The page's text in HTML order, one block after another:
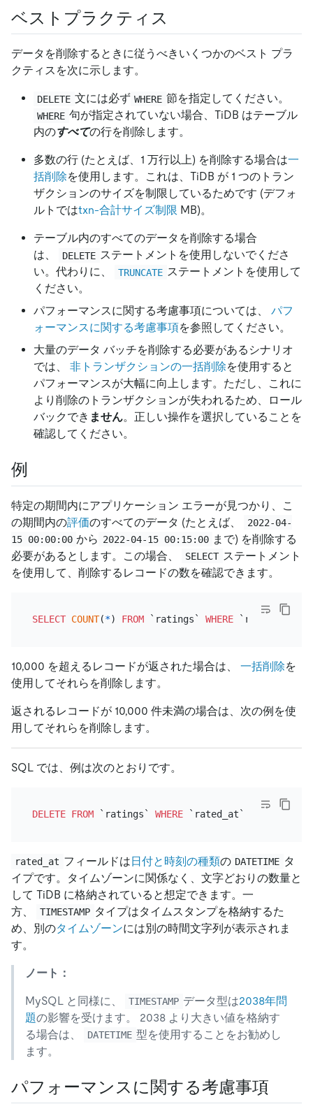
ベストプラクティス
データを削除するときに従うべきいくつかのベスト プラ
クティスを次に示します。
DELETE 文には必ず WHERE 節を指定してください。
WHERE 句が指定されていない場合、TiDB はテーブル
内のすべての行を削除します。
多数の行 (たとえば、1 万行以上) を削除する場合は一
括削除を使用します。これは、TiDB が 1 つのトラン
ザクションのサイズを制限しているためです (デフォ
ルトではtxn-合計サイズ制限 MB)。
テーブル内のすべてのデータを削除する場合
は、
DELETE ステートメントを使用しないでくださ
い。代わりに、
TRUNCATE ステートメントを使用して
ください。
パフォーマンスに関する考慮事項については、 パフ
ォーマンスに関する考慮事項を参照してください。
大量のデータ バッチを削除する必要があるシナリオ
では、 非トランザクションの一括削除を使用すると
パフォーマンスが大幅に向上します。ただし、これに
より削除のトランザクションが失われるため、ロール
バックでき ません。正しい操作を選択していることを
確認してください。
例
特定の期間内にアプリケーション エラーが見つかり、こ
の期間内の評価のすべてのデータ (たとえば、
2022-04-
15 00:00:00 から 2022-04-15 00:15:00 まで) を削除する
必要があるとします。この場合、
SELECT ステートメント
を使用して、削除するレコードの数を確認できます。
SELECT COUNT(*) FROM `ratings` WHERE `rated_at`
10,000 を超えるレコードが返された場合は、 一括削除を
使用してそれらを削除します。
返されるレコードが 10,000 件未満の場合は、次の例を使
用してそれらを削除します。
SQL では、例は次のとおりです。
DELETE FROM `ratings` WHERE `rated_at` "2022-
rated_at フィールドは日付と時刻の種類の DATETIME タ
イプです。タイムゾーンに関係なく、文字どおりの数量と
して TiDB に格納されていると想定できます。一
方、
TIMESTAMP タイプはタイムスタンプを格納するた
め、別のタイムゾーンには別の時間文字列が表示されま
す。
ノート：
MySQL と同様に、 TIMESTAMP データ型は2038年問
題の影響を受けます。 2038 より大きい値を格納す
る場合は、
DATETIME 型を使用することをお勧めし
ます。
パフォーマンスに関する考慮事項